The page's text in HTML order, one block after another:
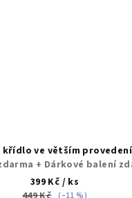
ve větším provedení
+ Dárkové balení
399 Kč / ks